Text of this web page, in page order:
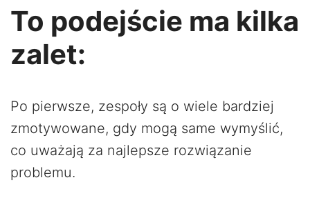
To podejście ma kilka
zalet:
Po pierwsze, zespoły są o wiele bardziej
zmotywowane, gdy mogą same wymyślić,
co uważają za najlepsze rozwiązanie
problemu.